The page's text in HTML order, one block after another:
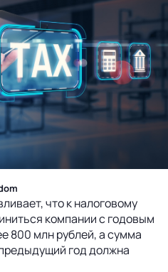
что к налоговому
компании с годовым
800 млн рублей, а сумма
год должна